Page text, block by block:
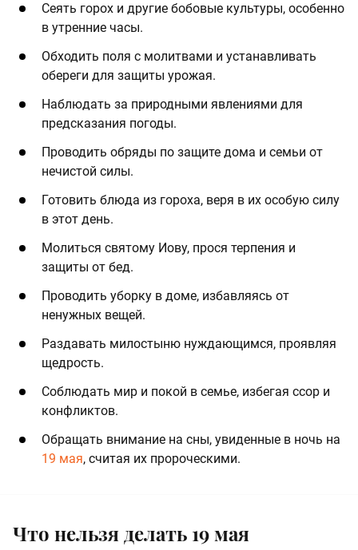
Сеять горох и другие бобовые культуры, особенно
в утренние часы.
Обходить поля с молитвами и устанавливать
обереги для защиты урожая.
Наблюдать за природными явлениями для
предсказания погоды.
Проводить обряды по защите дома и семьи от
нечистой силы.
Готовить блюда из гороха, веря в их особую силу
в этот день.
Молиться святому Иову, прося терпения и
защиты от бед.
Проводить уборку в доме, избавляясь от
ненужных вещей.
Раздавать милостыню нуждающимся, проявляя
щедрость.
Соблюдать мир и покой в семье, избегая ссор и
конфликтов.
Обращать внимание на сны, увиденные в ночь на
19 мая, считая их пророческими.
Что нельзя делать 19 мая